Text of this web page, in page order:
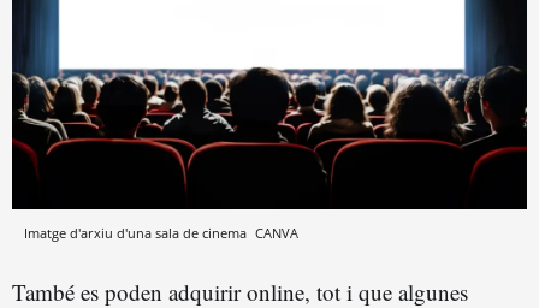
Imatge d'arxiu d'una sala de cinema CANVA
També es poden adquirir online, tot i que algunes